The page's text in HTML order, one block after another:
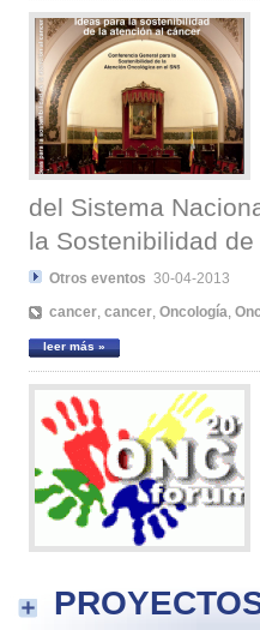
del Sistema
la Sostenibilidad
Otros eventos 30-04-2013
cancer, cancer, Oncología,
leer más »